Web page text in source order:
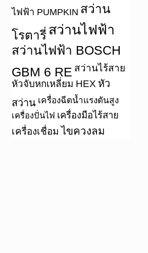
ไฟฟ้า PUMPKIN สว่าน
โรตารี่ สว่านไฟฟ้า
สว่านไฟฟ้า BOSCH
GBM 6 RE สว่านไร้สาย
หัวจับหกเหลี่ยม HEX หัว
สว่าน เครื่องฉีดน้ำแรงดันสูง
เครื่องปั่นไฟ เครื่องมือไร้สาย
เครื่องเชื่อม ไขควงลม